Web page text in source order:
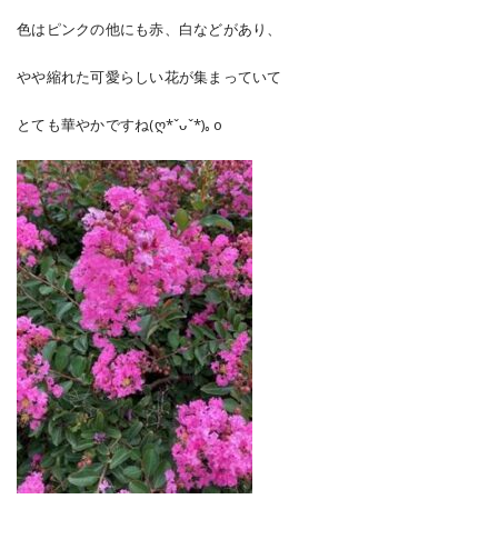
色はピンクの他にも赤、白などがあり、
やや縮れた可愛らしい花が集まっていて
とても華やかですね(ღ*ˇᴗˇ*)｡o